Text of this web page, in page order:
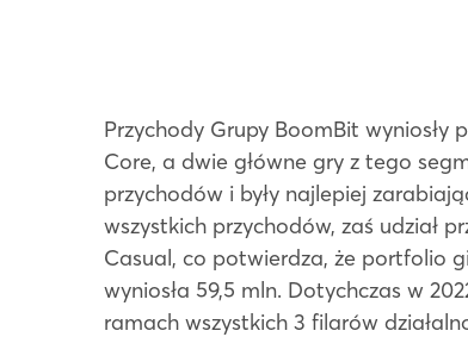
Przychody Grupy BoomBit wyniosły
Core, a dwie główne gry z tego
przychodów i były najlepiej
wszystkich przychodów, zaś udział
Casual, co potwierdza, że portfolio
wyniosła 59,5 mln. Dotychczas w
ramach wszystkich 3 filarów